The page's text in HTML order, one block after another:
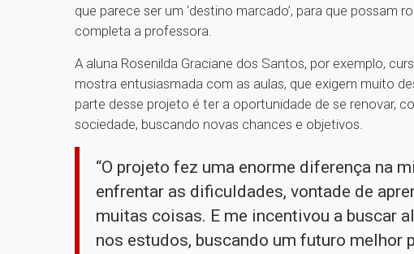
que parece ser um ‘destino marcado’, para que possam
completa a professora.
A aluna Rosenilda Graciane dos Santos, por exemplo,
mostra entusiasmada com as aulas, que exigem muito
parte desse projeto é ter a oportunidade de se renovar,
sociedade, buscando novas chances e objetivos.
“O projeto fez uma enorme diferença na
enfrentar as dificuldades, vontade de
muitas coisas. E me incentivou a buscar
nos estudos, buscando um futuro melhor